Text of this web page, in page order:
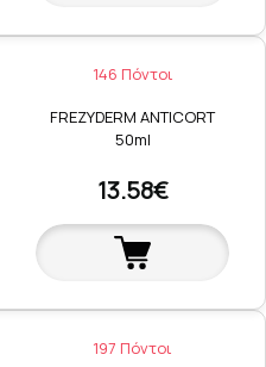
146 Πόντοι
FREZYDERM ANTICORT
50ml
13.58€
197 Πόντοι